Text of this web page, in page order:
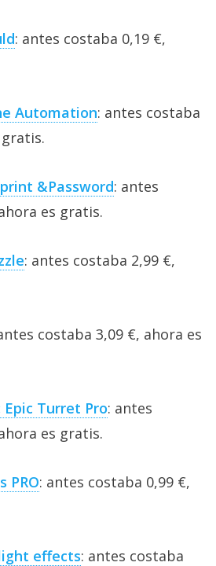
: antes costaba 0,19 €,
Automation: antes costaba
&Password: antes
es gratis.
: antes costaba 2,99 €,
costaba 3,09 €, ahora es
Turret Pro: antes
es gratis.
PRO: antes costaba 0,99 €,
effects: antes costaba